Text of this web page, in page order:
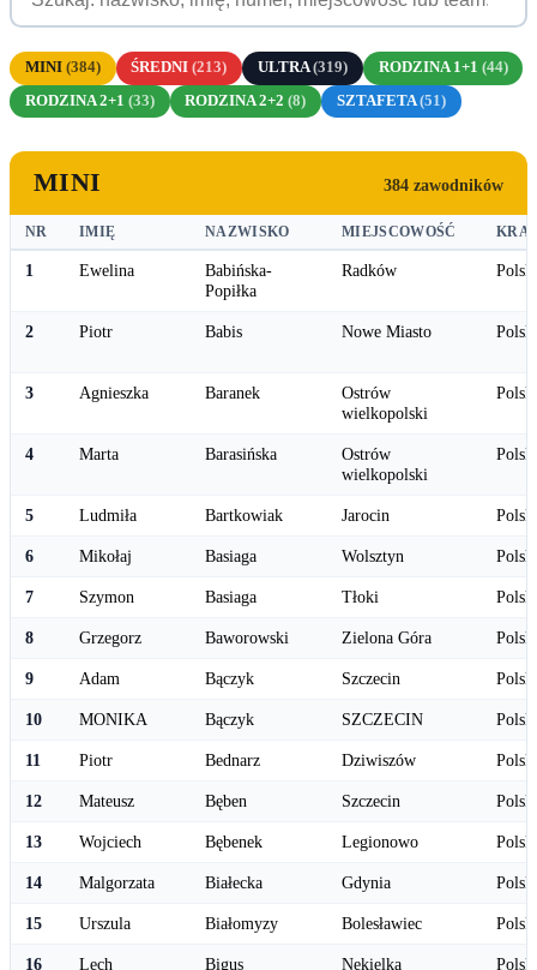
MINI (384) ŚREDNI(213) ULTRA(319) RODZINA 1+1 (44)
RODZINA 2+1 (33) RODZINA 2+2(8) SZTAFETA(51)
MINI 384 zawodników
NR IMIĘ NAZWISKO MIEJSCOWOŚĆ KRAJ
1 Ewelina
Babińska-
Popiłka
Radków
2 Piotr Babis Nowe Miasto
3 Agnieszka Baranek
Ostrów
wielkopolski
4 Marta Barasińska
Ostrów
wielkopolski
5 Ludmiła Bartkowiak Jarocin
6 Mikołaj Basiaga Wolsztyn
7 Szymon Basiaga Tłoki
8 Grzegorz Baworowski Zielona Góra
9 Adam Bączyk Szczecin
10 MONIKA Bączyk SZCZECIN
11 Piotr Bednarz Dziwiszów
12 Mateusz Bęben Szczecin
13 Wojciech Bębenek Legionowo
14 Malgorzata Białecka Gdynia
15 Urszula Białomyzy Bolesławiec
16 Lech Bigus Nekielka